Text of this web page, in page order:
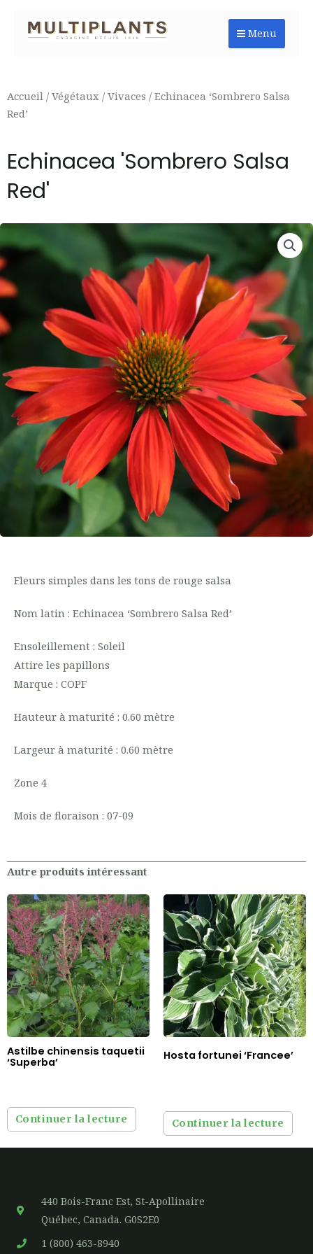
Menu
Accueil / Végétaux / Vivaces / Echinacea ‘Sombrero Salsa
Red’
Echinacea 'Sombrero Salsa
Red'
Fleurs simples dans les tons de rouge salsa
Nom latin : Echinacea ‘Sombrero Salsa Red’
Ensoleillement : Soleil
Attire les papillons
Marque : COPF
Hauteur à maturité : 0.60 mètre
Largeur à maturité : 0.60 mètre
Zone 4
Mois de floraison : 07-09
Autre produits intéressant
Astilbe chinensis taquetii
‘Superba’
Continuer la lecture
Hosta fortunei ‘Francee’
Continuer la lecture
440 Bois-Franc Est, St-Apollinaire
Québec, Canada. G0S2E0
1 (800) 463-8940